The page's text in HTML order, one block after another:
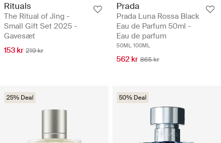
Rituals
The Ritual of Jing -
Small Gift Set 2025 -
Gavesæt
153 kr 219 kr
Prada
Prada Luna Rossa Black
Eau de Parfum 50ml -
Eau de parfum
50ML 100ML
562 kr 865 kr
25% Deal 50% Deal